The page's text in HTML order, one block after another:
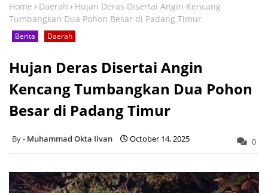
Home Daerah
Hujan Deras Disertai Angin Kencang
Tumbangkan Dua Pohon Besar di Padang Timur
Berita Daerah
Hujan Deras Disertai Angin
Kencang Tumbangkan Dua Pohon
Besar di Padang Timur
Muhammad Okta Ilvan October 14, 2025 0